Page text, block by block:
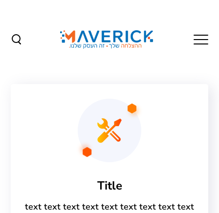
Title
text text text text text text text text text